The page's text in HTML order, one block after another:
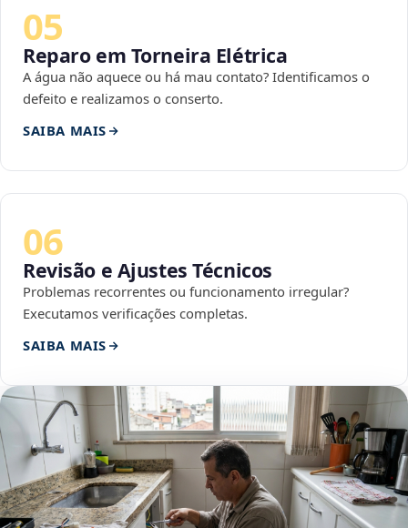
05
Reparo em Torneira Elétrica
A água não aquece ou há mau contato? Identificamos o
defeito e realizamos o conserto.
SAIBA MAIS
06
Revisão e Ajustes Técnicos
Problemas recorrentes ou funcionamento irregular?
Executamos verificações completas.
SAIBA MAIS